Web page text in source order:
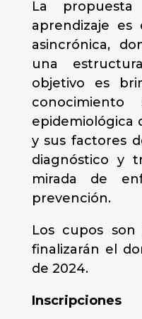
La
aprendizaje es
asincrónica,
una
objetivo es
epidemiológica
y sus factores
diagnóstico y
mirada de
prevención.
Los cupos son
finalizarán el
de 2024.
Inscripciones